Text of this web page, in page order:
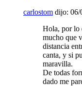
carlostom dijo: 06/
Hola, por lo
mucho que
distancia
canta, y si
maravilla.
De todas
dado me